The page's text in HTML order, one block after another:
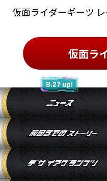
仮面ライダーギーツ
仮面ラ
8.27 up!